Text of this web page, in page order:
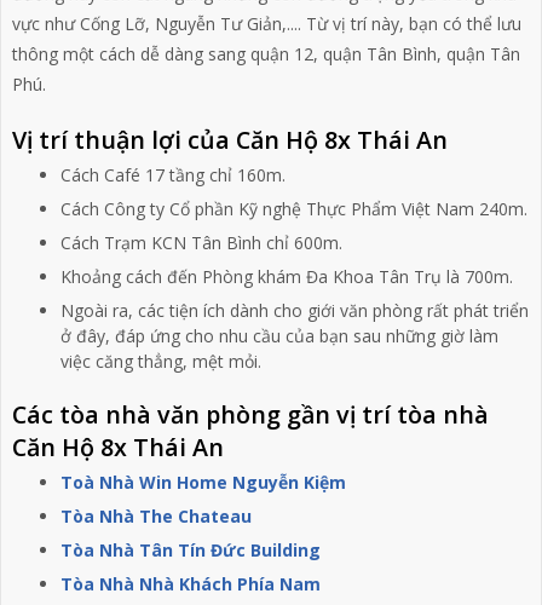
vực như Cống Lỡ, Nguyễn Tư Giản,.... Từ vị trí này, bạn có thể lưu
thông một cách dễ dàng sang quận 12, quận Tân Bình, quận Tân
Phú.
Vị trí thuận lợi của Căn Hộ 8x Thái An
Cách Café 17 tầng chỉ 160m.
Cách Công ty Cổ phần Kỹ nghệ Thực Phẩm Việt Nam 240m.
Cách Trạm KCN Tân Bình chỉ 600m.
Khoảng cách đến Phòng khám Đa Khoa Tân Trụ là 700m.
Ngoài ra, các tiện ích dành cho giới văn phòng rất phát triển
ở đây, đáp ứng cho nhu cầu của bạn sau những giờ làm
việc căng thẳng, mệt mỏi.
Các tòa nhà văn phòng gần vị trí tòa nhà
Căn Hộ 8x Thái An
Toà Nhà Win Home Nguyễn Kiệm
Tòa Nhà The Chateau
Tòa Nhà Tân Tín Đức Building
Tòa Nhà Nhà Khách Phía Nam